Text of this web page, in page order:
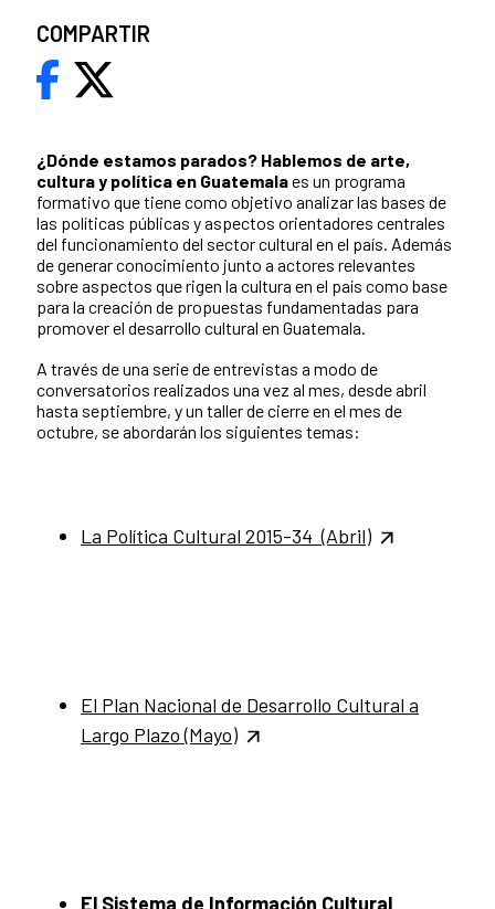
¿Dónde estamos parados? Hablemos de arte,
cultura y política en Guatemalaes un programa
formativo que tiene como objetivo analizar las bases de
las políticas públicas y aspectos orientadores centrales
del funcionamiento del sector cultural en el país. Además
de generar conocimiento junto a actores relevantes
sobre aspectos que rigen la cultura en el país como base
para la creación de propuestas fundamentadas para
promover el desarrollo cultural en Guatemala.
A través de una serie de entrevistas a modo de
conversatorios realizados una vez al mes, desde abril
hasta septiembre, y un taller de cierre en el mes de
octubre, se abordarán los siguientes temas:
La Política Cultural 2015-34 (Abril)
El Plan Nacional de Desarrollo Cultural a
Largo Plazo (Mayo)
El Sistema de Información Cultural
COMPARTIR